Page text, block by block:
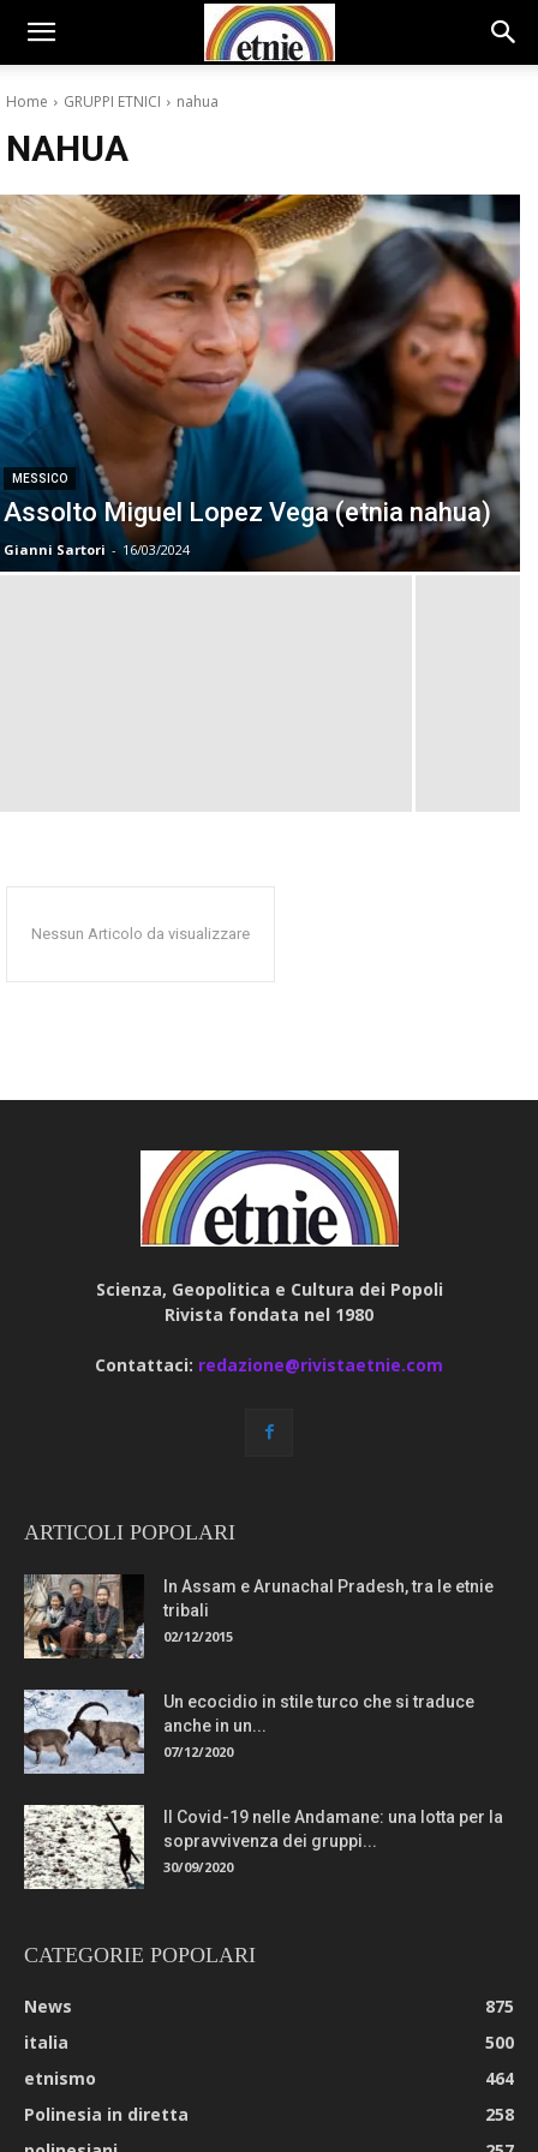
Home GRUPPI ETNICI nahua
NAHUA
MESSICO
Assolto Miguel Lopez Vega (etnia nahua)
Gianni Sartori - 16/03/2024
Nessun Articolo da visualizzare
Scienza, Geopolitica e Cultura dei Popoli
Rivista fondata nel 1980
Contattaci: redazione@rivistaetnie.com
ARTICOLI POPOLARI
In Assam e Arunachal Pradesh, tra le etnie
tribali
02/12/2015
Un ecocidio in stile turco che si traduce
anche in un...
07/12/2020
Il Covid-19 nelle Andamane: una lotta per la
sopravvivenza dei gruppi...
30/09/2020
CATEGORIE POPOLARI
News
875
italia
500
etnismo
464
Polinesia in diretta
258